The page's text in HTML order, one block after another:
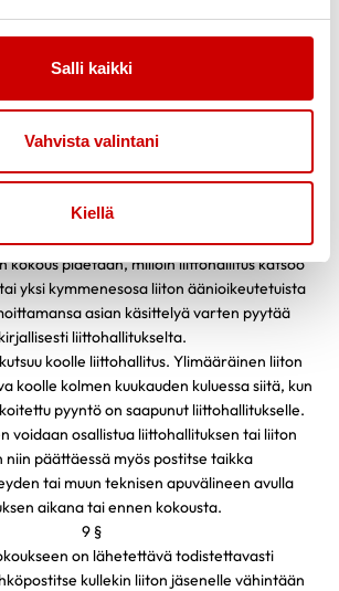
Salli kaikki
Vahvista valintani
Kiellä
Toimielimet
7 §
Liiton kokous
8 §
vuodessa. Kevätkokous on viimeistään
ja syyskokous viimeistään lokakuussa.
kokous pidetään, milloin liittohallitus katsoo
yksi kymmenesosa liiton äänioikeutetuista
asian käsittelyä varten pyytää
kirjallisesti liittohallitukselta.
koolle liittohallitus. Ylimääräinen liiton
koolle kolmen kuukauden kuluessa siitä, kun
pyyntö on saapunut liittohallitukselle.
voidaan osallistua liittohallituksen tai liiton
niin päättäessä myös postitse taikka
tai muun teknisen apuvälineen avulla
aikana tai ennen kokousta.
9 §
on lähetettävä todistettavasti
kullekin liiton jäsenelle vähintään